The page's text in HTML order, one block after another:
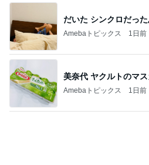
美奈代 ヤクルトのマ
Amebaトピックス 1日前